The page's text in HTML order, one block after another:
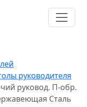
руководителя
руковод. П-обр.
Сталь